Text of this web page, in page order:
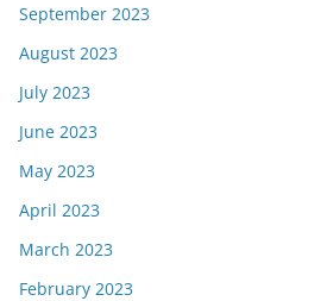
September 2023
August 2023
July 2023
June 2023
May 2023
April 2023
March 2023
February 2023